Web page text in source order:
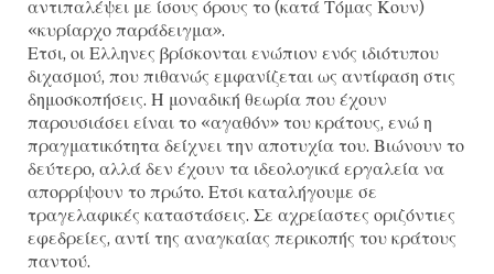
αντιπαλέψει με ίσους όρους το (κατά Τόμας Κουν)
«κυρίαρχο παράδειγμα».
Ετσι, οι Ελληνες βρίσκονται ενώπιον ενός ιδιότυπου
διχασμού, που πιθανώς εμφανίζεται ως αντίφαση στις
δημοσκοπήσεις. Η μοναδική θεωρία που έχουν
παρουσιάσει είναι το «αγαθόν» του κράτους, ενώ η
πραγματικότητα δείχνει την αποτυχία του. Βιώνουν το
δεύτερο, αλλά δεν έχουν τα ιδεολογικά εργαλεία να
απορρίψουν το πρώτο. Ετσι καταλήγουμε σε
τραγελαφικές καταστάσεις. Σε αχρείαστες οριζόντιες
εφεδρείες, αντί της αναγκαίας περικοπής του κράτους
παντού.